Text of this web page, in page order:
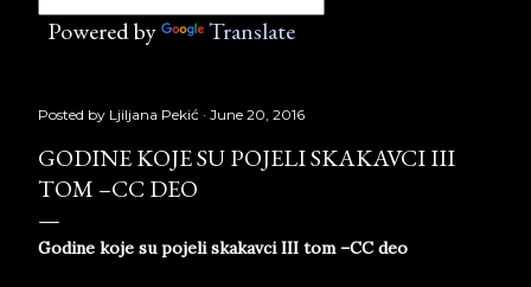
Powered by Translate
Posted by Ljiljana Pekić June 20, 2016
GODINE KOJE SU POJELI SKAKAVCI III
TOM –CC DEO
Godine koje su pojeli skakavci III tom –CC deo